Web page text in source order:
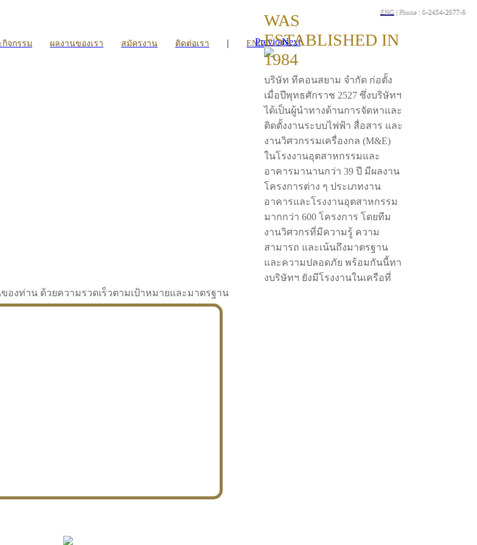
ENG | Phone : 0-2454-2977-9
จกรรม ผลงานของเรา สมัครงาน ติดต่อเรา | ENGPreviousNext
WAS
ESTABLISHED IN
1984
บริษัท ทีคอนสยาม จำกัด ก่อตั้ง
เมื่อปีพุทธศักราช 2527 ซึ่งบริษัทฯ
ได้เป็นผู้นำทางด้านการจัดหาและ
ติดตั้งงานระบบไฟฟ้า สื่อสาร และ
งานวิศวกรรมเครื่องกล (M&E)
ในโรงงานอุตสาหกรรมและ
อาคารมานานกว่า 39 ปี มีผลงาน
โครงการต่าง ๆ ประเภทงาน
อาคารและโรงงานอุตสาหกรรม
มากกว่า 600 โครงการ โดยทีม
งานวิศวกรที่มีความรู้ ความ
สามารถ และเน้นถึงมาตรฐาน
และความปลอดภัย พร้อมกันนี้ทา
งบริษัทฯ ยังมีโรงงานในเครือที่
งท่าน ด้วยความรวดเร็วตามเป้าหมายและมาตรฐาน